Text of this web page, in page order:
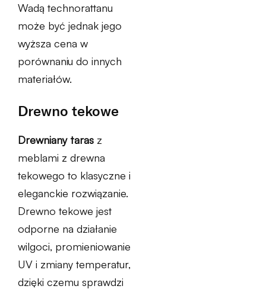
Wadą technorattanu
może być jednak jego
wyższa cena w
porównaniu do innych
materiałów.
Drewno tekowe
Drewniany taras z
meblami z drewna
tekowego to klasyczne i
eleganckie rozwiązanie.
Drewno tekowe jest
odporne na działanie
wilgoci, promieniowanie
UV i zmiany temperatur,
dzięki czemu sprawdzi